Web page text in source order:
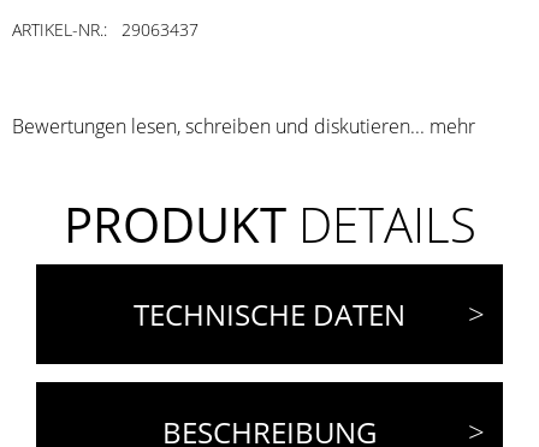
ARTIKEL-NR.: 29063437
Bewertungen lesen, schreiben und diskutieren... mehr
PRODUKTDETAILS
TECHNISCHE DATEN
BESCHREIBUNG